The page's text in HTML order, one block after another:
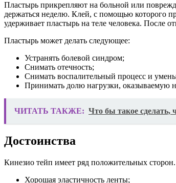
Пластырь прикрепляют на больной или
держаться неделю. Клей, с помощью которого
удерживает пластырь на теле человека. После
Пластырь может делать следующее:
Устранять болевой синдром;
Снимать отечность;
Снимать воспалительный процесс и
Принимать долю нагрузки, оказываемую
ЧИТАТЬ ТАКЖЕ: Что бы такое сделать,
Достоинства
Кинезио тейп имеет ряд положительных
Хорошая эластичность ленты;